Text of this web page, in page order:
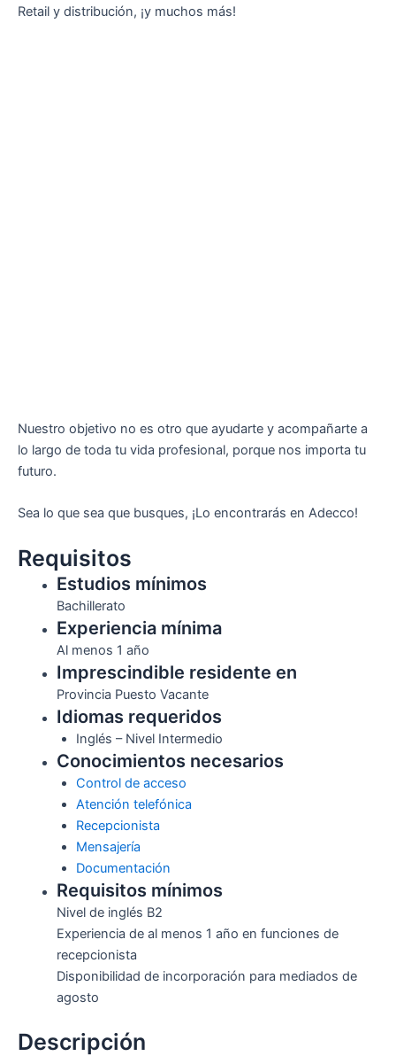
Retail y distribución, ¡y muchos más!
Nuestro objetivo no es otro que ayudarte y acompañarte a
lo largo de toda tu vida profesional, porque nos importa tu
futuro.
Sea lo que sea que busques, ¡Lo encontrarás en Adecco!
Requisitos
Estudios mínimos
Bachillerato
Experiencia mínima
Al menos 1 año
Imprescindible residente en
Provincia Puesto Vacante
Idiomas requeridos
Inglés – Nivel Intermedio
Conocimientos necesarios
Control de acceso
Atención telefónica
Recepcionista
Mensajería
Documentación
Requisitos mínimos
Nivel de inglés B2
Experiencia de al menos 1 año en funciones de
recepcionista
Disponibilidad de incorporación para mediados de
agosto
Descripción